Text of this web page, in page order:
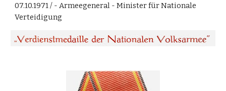
07.10.1971 / - Armeegeneral - Minister für Nationale
Verteidigung